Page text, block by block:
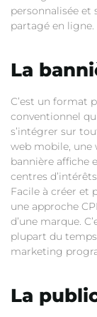
personnalisée
partagé en ligne.
La
C’est un format
conventionnel
s’intégrer sur
web mobile, une
bannière affiche
centres
Facile à créer et
une approche
d’une marque.
plupart du
marketing
La